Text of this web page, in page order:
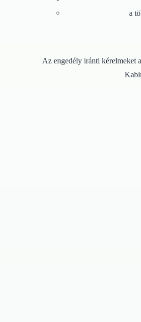
a
Az engedély iránti kérelmeket